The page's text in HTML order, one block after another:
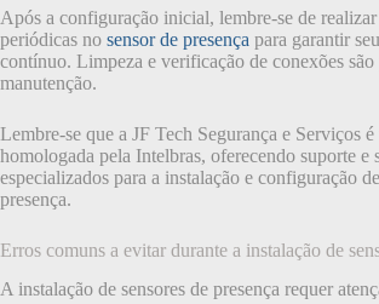
Após a configuração inicial, lembre-se de
periódicas no sensor de presença para garantir
contínuo. Limpeza e verificação de conexões são
manutenção.
Lembre-se que a JF Tech Segurança e Serviços
homologada pela Intelbras, oferecendo suporte e
especializados para a instalação e configuração
presença.
Erros comuns a evitar durante a instalação de
A instalação de sensores de presença requer